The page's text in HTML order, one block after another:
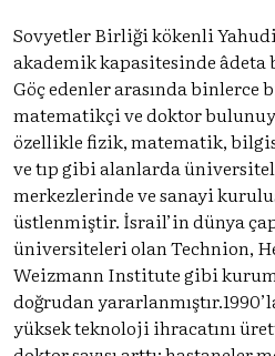
Sovyetler Birliği kökenli
akademik kapasitesinde âdeta
Göç edenler arasında binlerce
matematikçi ve doktor
özellikle fizik, matematik,
ve tıp gibi alanlarda
merkezlerinde ve sanayi
üstlenmiştir. İsrail’in dünya
üniversiteleri olan Technion,
Weizmann Institute gibi
doğrudan
yüksek teknoloji ihracatını